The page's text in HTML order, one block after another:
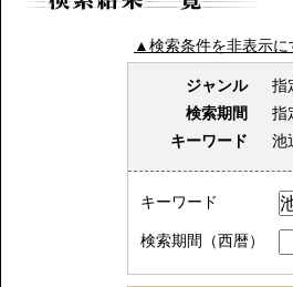
▲検索条件を非表示に
ジャンル
指
検索期間
指
キーワード
池
キーワード
検索期間（西暦）